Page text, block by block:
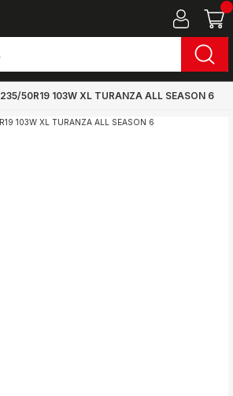
235/50R19 103W XL TURANZA ALL SEASON 6